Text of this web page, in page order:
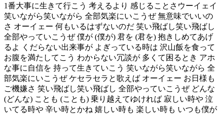
1番大事に生きて行こう 考えるより 感じることさウーイェイ
笑いながら笑いながら 全部気楽にいこうぜ 無意味でいいの
さ オーイェー 何もいるはずないのだ 笑い飛ばし笑い飛ばし
全部やっていこうぜ 僕が (僕が) 君を (君を) 抱きしめてあげ
るよ くだらない出来事が よぎっている時は 沢山飯を食って
お腹を満たしてこう わからない冗談が 多くて困るとき アホ
な事に自信を 持って生きていこう 笑いながら笑いながら 全
部気楽にいこうぜ ケセラセラと歌えば オーイェー お日様も
ご機嫌さ 笑い飛ばし笑い飛ばし 全部やっていこうぜ どんな
(どんな) ことも (ことも) 乗り越えてゆければ 寂しい時や 泣
いてる時や 辛い時とかね 嬉しい時も 楽しい時も いつも僕が